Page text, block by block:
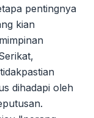
pentingnya
kian
dihadapi oleh